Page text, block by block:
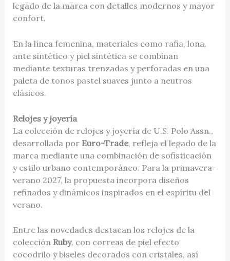
legado de la marca con detalles modernos y mayor
confort.
En la línea femenina, materiales como rafia, lona,
ante sintético y piel sintética se combinan
mediante texturas trenzadas y perforadas en una
paleta de tonos pastel suaves junto a neutros
clásicos.
Relojes y joyería
La colección de relojes y joyería de U.S. Polo Assn.,
desarrollada por Euro-Trade, refleja el legado de la
marca mediante una combinación de sofisticación
y estilo urbano contemporáneo. Para la primavera-
verano 2027, la propuesta incorpora diseños
refinados y dinámicos inspirados en el espíritu del
verano.
Entre las novedades destacan los relojes de la
colección Ruby, con correas de piel efecto
cocodrilo y biseles decorados con cristales, así